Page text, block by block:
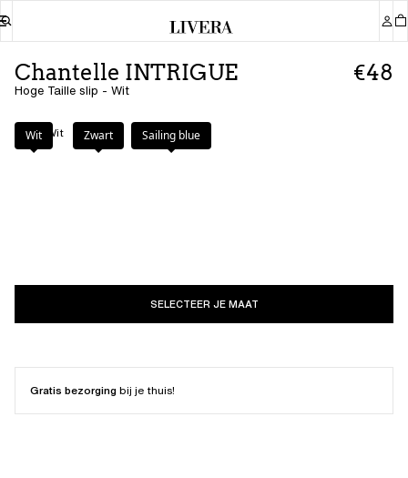
Chantelle INTRIGUE
Hoge Taille slip - Wit
€48
Kleur: Wit
Wit Zwart Sailing blue
SELECTEER JE MAAT
Gratis bezorgingbij je thuis!